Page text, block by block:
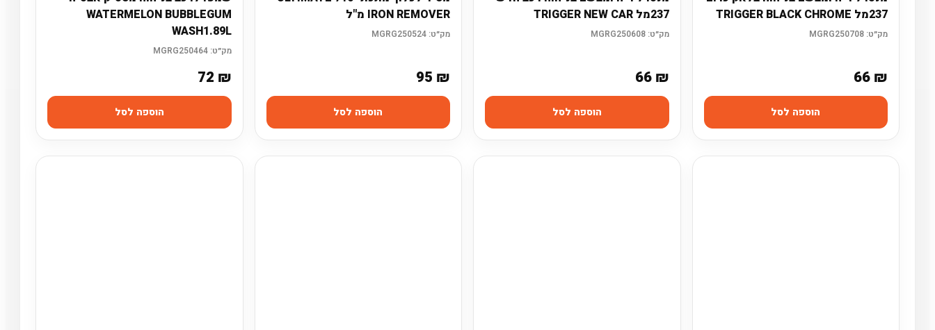
237מל TRIGGER BLACK CHROME
מק״ט:
66 ₪
הוספה לסל
237מל TRIGGER NEW CAR
מק״ט: MGRG250608
66 ₪
הוספה לסל
IRON REMOVER מ"ל
מק״ט:
95 ₪
הוספה לסל
WATERMELON BUBBLEGUM
WASH1.89L
מק״ט: MGRG250464
72 ₪
הוספה לסל